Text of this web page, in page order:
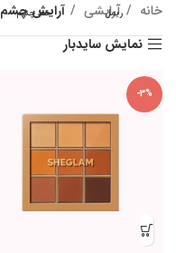
ریمل خط چشم خانه آرایشی
آرایش چشم
نمایش سایدبار
-3%